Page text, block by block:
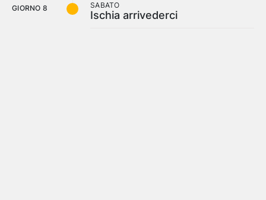
GIORNO 8 SABATO
Ischia arrivederci